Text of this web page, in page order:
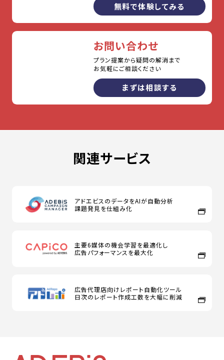
無料で体験してみる
お問い合わせ
プラン提案から疑問の解消まで
お気軽にご相談ください
まずは相談する
関連サービス
アドエビスのデータをAIが自動分析
課題発見を仕組み化
主要6媒体の機会学習を最適化し
広告パフォーマンスを最大化
広告代理店向けレポート自動化ツール
日次のレポート作成工数を大幅に削減